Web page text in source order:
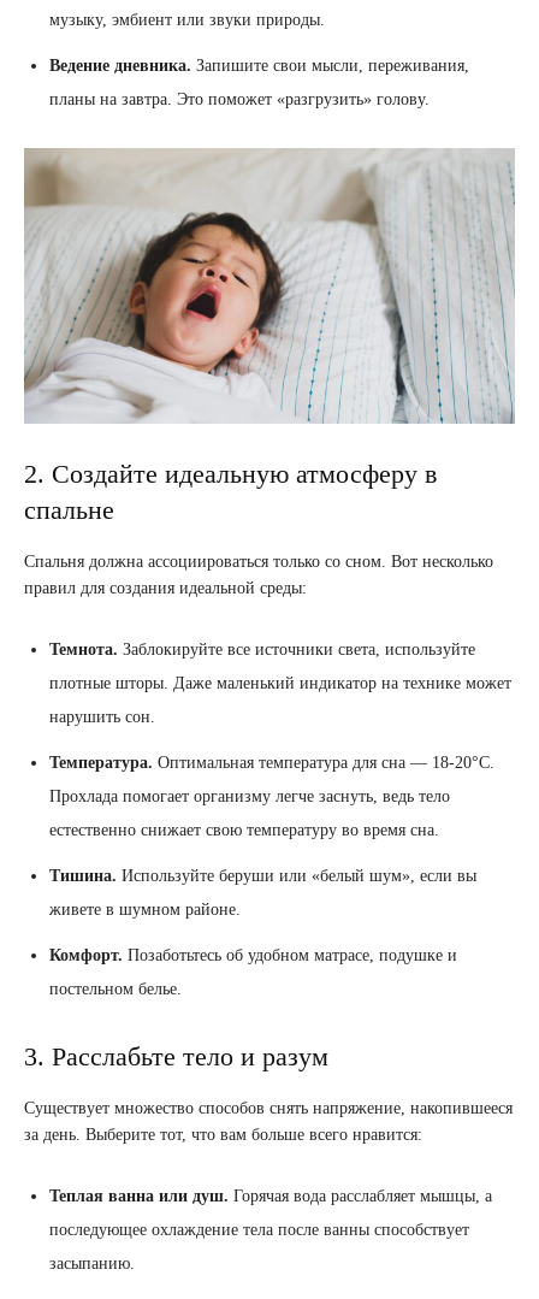
музыку, эмбиент или звуки природы.
Ведение дневника. Запишите свои мысли, переживания,
планы на завтра. Это поможет «разгрузить» голову.
2. Создайте идеальную атмосферу в
спальне
Спальня должна ассоциироваться только со сном. Вот несколько
правил для создания идеальной среды:
Темнота. Заблокируйте все источники света, используйте
плотные шторы. Даже маленький индикатор на технике может
нарушить сон.
Температура. Оптимальная температура для сна — 18-20°C.
Прохлада помогает организму легче заснуть, ведь тело
естественно снижает свою температуру во время сна.
Тишина. Используйте беруши или «белый шум», если вы
живете в шумном районе.
Комфорт. Позаботьтесь об удобном матрасе, подушке и
постельном белье.
3. Расслабьте тело и разум
Существует множество способов снять напряжение, накопившееся
за день. Выберите тот, что вам больше всего нравится:
Теплая ванна или душ. Горячая вода расслабляет мышцы, а
последующее охлаждение тела после ванны способствует
засыпанию.